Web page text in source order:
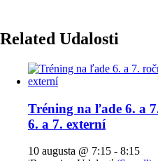
Related Udalosti
Tréning na ľade 6. a
6. a 7. externí
10 augusta @ 7:15 - 8:15